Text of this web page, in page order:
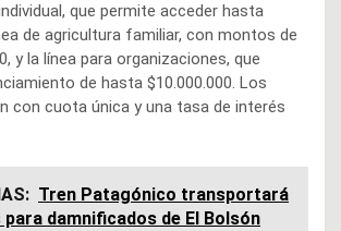
que permite acceder hasta
de agricultura familiar, con montos de
y la línea para organizaciones, que
de hasta $10.000.000. Los
con cuota única y una tasa de interés
Tren Patagónico transportará
damnificados de El Bolsón